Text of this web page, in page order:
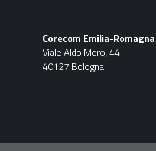
Corecom Emilia-Romagna
Viale Aldo Moro, 44
40127 Bologna